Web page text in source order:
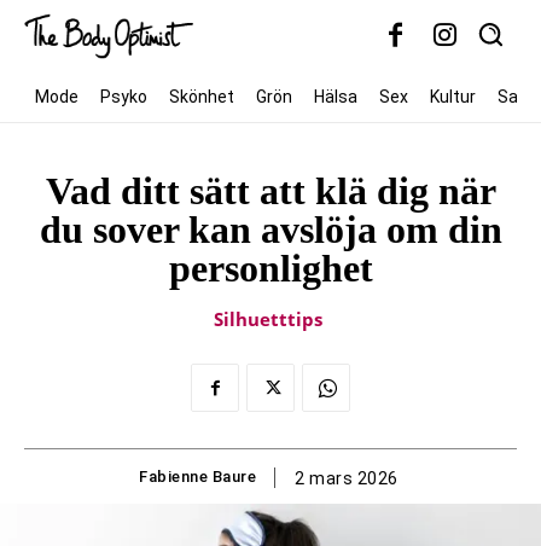
Mode Psyko Skönhet Grön Hälsa Sex Kultur
Vad ditt sätt att klä dig när
du sover kan avslöja om din
personlighet
Silhuetttips
Fabienne Baure 2 mars 2026